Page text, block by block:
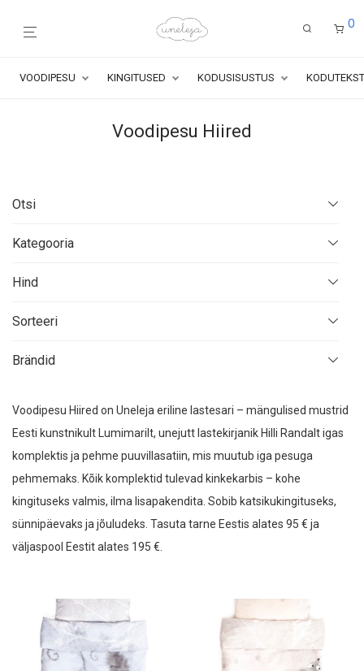
0
VOODIPESU KINGITUSED KODUSISUSTUS
Voodipesu Hiired
Otsi
search
Kategooria
UUED TOOTED
Uneleja voodipesu
Voodipesukomplektid Rukkililled
Voodipesukomplektid Lilleunelm
Voodipesu komplektid Peegeldus
Virmalistega voodipesu
Voodipesu Hiired
Voodipesu Hiired jäätisejahil
Voodipesu Luiged
Voodipesu Mustad kassid ja marjad
Laste voodipesu Roheluses
Hind
Sorteeri
Kallimad enne
Brändid
Dige Designs BSURD Creano
Suie Valentini LOKO Mazzega
Glamuran Berlin Ilme Rätsep Mazzega
Gerda Retter Hortensias
Kaili Mood Kersti Villand Kersti Villand
KOOSdisain New Vintage by Kriss
Voodipesu Hiired on Uneleja eriline lastesari – mängulised mustrid
Eesti kunstnikult Lumimarilt, unejutt lastekirjanik Hilli Randalt igas
komplektis ja pehme puuvillasatiin, mis muutub iga pesuga
pehmemaks. Kõik komplektid tulevad kinkekarbis – kohe
kingituseks valmis, ilma lisapakendita. Sobib katsikukingituseks,
sünnipäevaks ja jõuludeks. Tasuta tarne Eestis alates 95 € ja
väljaspool Eestit alates 195 €.